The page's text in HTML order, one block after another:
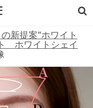
新提案“ホワイト
ホワイトシェイ